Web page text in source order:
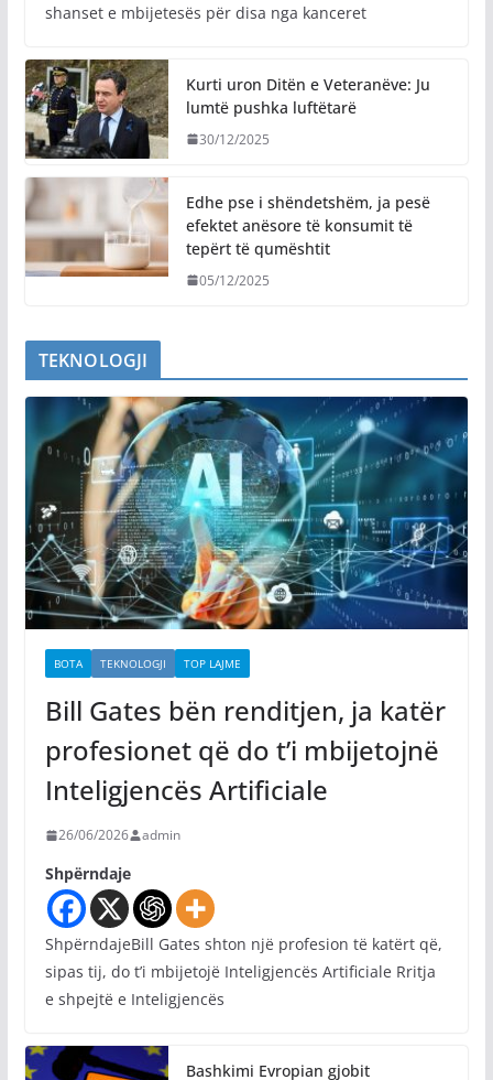
shanset e mbijetesës për disa nga kanceret
Kurti uron Ditën e Veteranëve: Ju
lumtë pushka luftëtarë
30/12/2025
Edhe pse i shëndetshëm, ja pesë
efektet anësore të konsumit të
tepërt të qumështit
05/12/2025
TEKNOLOGJI
BOTA TEKNOLOGJI TOP LAJME
Bill Gates bën renditjen, ja katër
profesionet që do t’i mbijetojnë
Inteligjencës Artificiale
26/06/2026 admin
Shpërndaje
ShpërndajeBill Gates shton një profesion të katërt që,
sipas tij, do t’i mbijetojë Inteligjencës Artificiale Rritja
e shpejtë e Inteligjencës
Bashkimi Evropian gjobit